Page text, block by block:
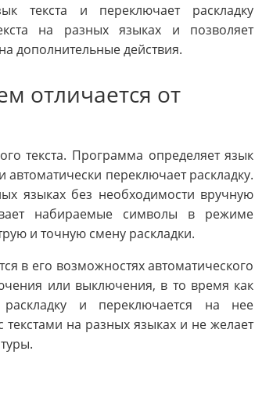
текста и переключает раскладку
на разных языках и позволяет
дополнительные действия.
отличается от
текста. Программа определяет язык
переключает раскладку.
языках без необходимости вручную
набираемые символы в режиме
и точную смену раскладки.
в его возможностях автоматического
или выключения, в то время как
раскладку и переключается на нее
текстами на разных языках и не желает